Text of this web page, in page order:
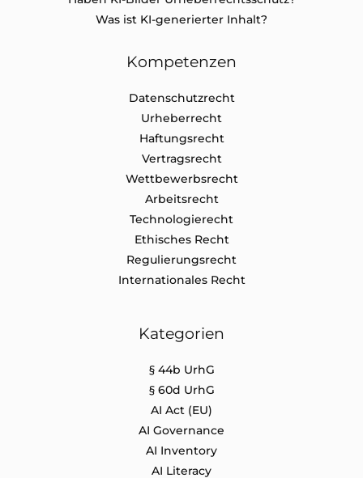
Was ist KI-generierter Inhalt?
Kompetenzen
Datenschutz​recht
Urheberrecht
Haftungsrecht
Vertragsrecht
Wettbewerbsrecht
Arbeitsrecht
Technologierecht
Ethisches Recht
Regulierungsrecht
Internationales Recht
Kategorien
§ 44b UrhG
§ 60d UrhG
AI Act (EU)
AI Governance
AI Inventory
AI Literacy